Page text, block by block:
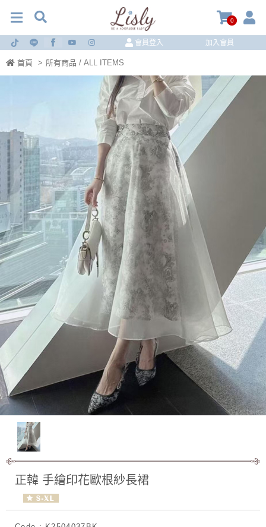
0
會員登入 加入會員
首頁 > 所有商品 / ALL ITEMS
正韓 手繪印花歐根紗長裙